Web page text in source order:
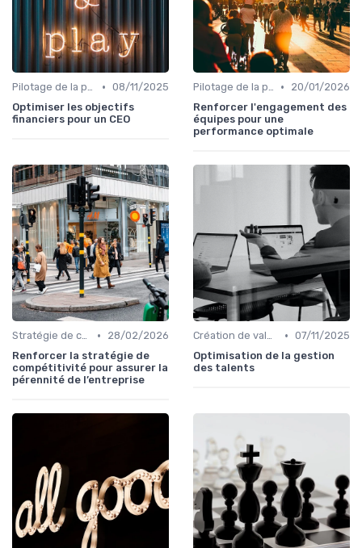
Pilotage de la performance globale • 08/11/2025
Optimiser les objectifs
financiers pour un CEO
Pilotage de la performance globale •
20/01/2026
Renforcer l'engagement des
équipes pour une
performance optimale
Stratégie de croissance •
28/02/2026
Renforcer la stratégie de
compétitivité pour assurer la
pérennité de l’entreprise
Création de valeur durable • 07/11/2025
Optimisation de la gestion
des talents